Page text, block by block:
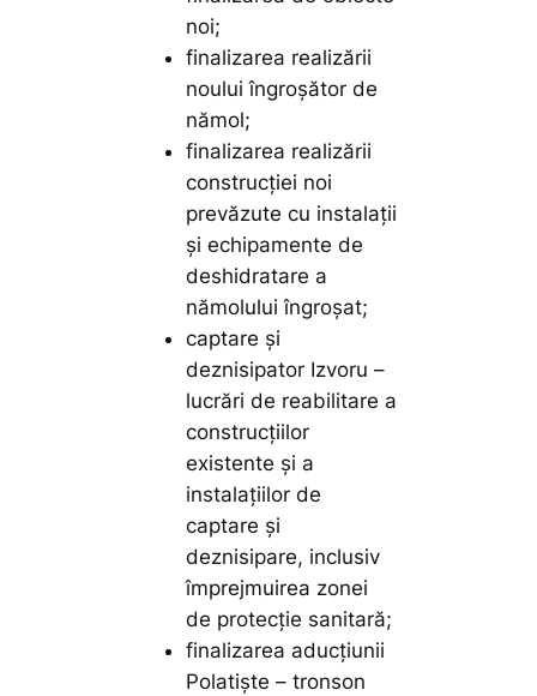
noi;
finalizarea realizării
noului îngroșător de
nămol;
finalizarea realizării
construcției noi
prevăzute cu instalații
și echipamente de
deshidratare a
nămolului îngroșat;
captare și
deznisipator Izvoru –
lucrări de reabilitare a
construcțiilor
existente și a
instalațiilor de
captare și
deznisipare, inclusiv
împrejmuirea zonei
de protecție sanitară;
finalizarea aducțiunii
Polatiște – tronson